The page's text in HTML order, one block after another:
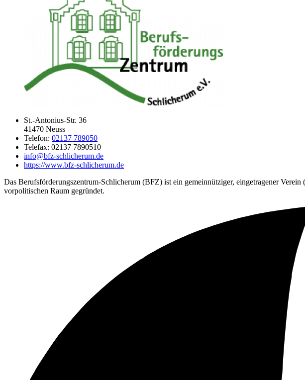
St.-Antonius-Str. 36
41470 Neuss
Telefon: 02137 789050
Telefax: 02137 7890510
info@bfz-schlicherum.de
https://www.bfz-schlicherum.de
Das Berufsförderungszentrum-Schlicherum (BFZ) ist ein gemeinnütziger, eingetragener
vorpolitischen Raum gegründet.